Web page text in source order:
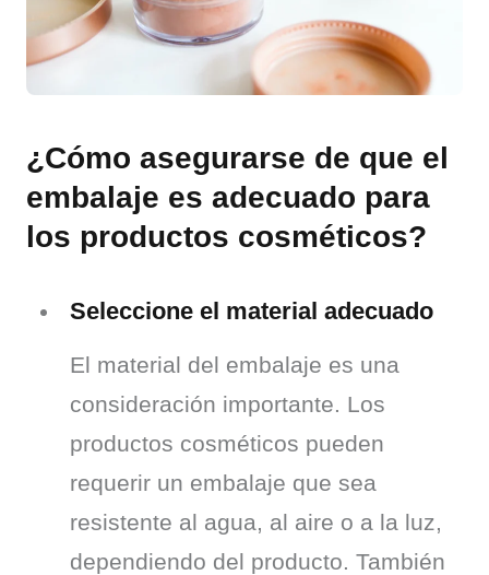
¿Cómo asegurarse de que el
embalaje es adecuado para
los productos cosméticos?
Seleccione el material adecuado
El material del embalaje es una
consideración importante. Los
productos cosméticos pueden
requerir un embalaje que sea
resistente al agua, al aire o a la luz,
dependiendo del producto. También